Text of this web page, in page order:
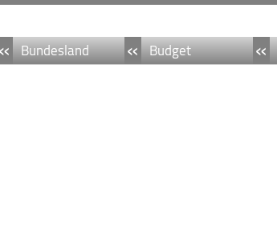
«
Bundesland «
Budget